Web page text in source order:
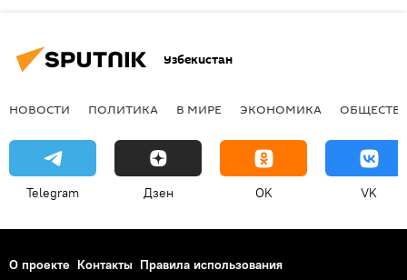
Узбекистан
НОВОСТИ ПОЛИТИКА В МИРЕ ЭКОНОМИКА
Telegram Дзен OK VK
О проекте Контакты Правила использования